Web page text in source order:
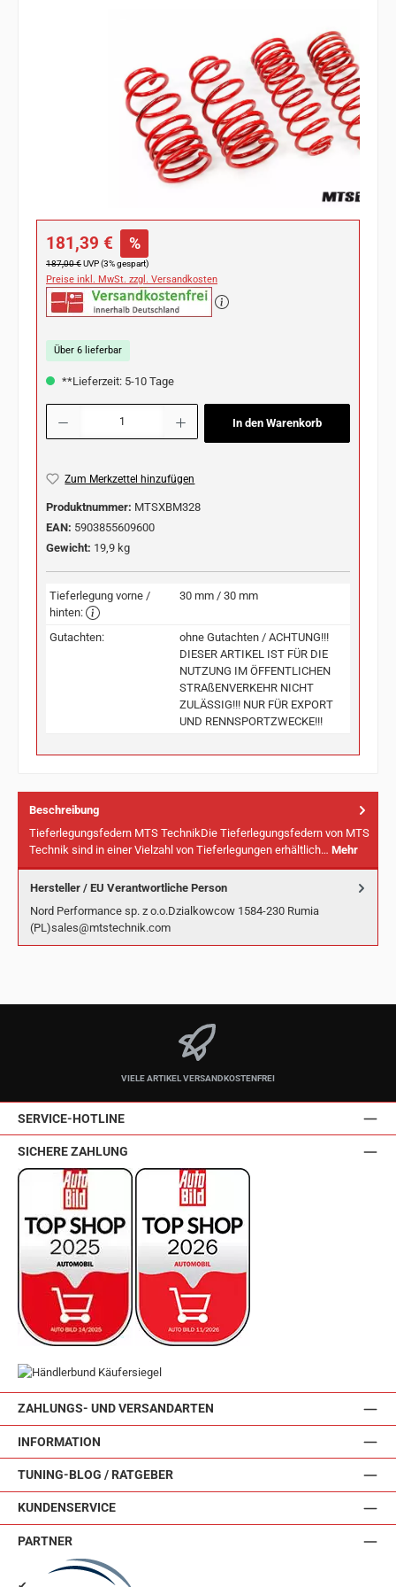
Verkaufspreis:
181,39 € %
Regulärer Preis:
187,00 €UVP (3% gespart)
Preise inkl. MwSt. zzgl. Versandkosten
Über 6 lieferbar
**Lieferzeit: 5-10 Tage
Produkt Anzahl: Gib den gewünschten Wert ein oder benutze die Schaltflächen
In den Warenkorb
Zum Merkzettel hinzufügen
Produktnummer: MTSXBM328
EAN: 5903855609600
Gewicht: 19,9 kg
Tieferlegung vorne /
hinten:
30 mm / 30 mm
Gutachten:
ohne Gutachten / ACHTUNG!!!
DIESER ARTIKEL IST FÜR DIE
NUTZUNG IM ÖFFENTLICHEN
STRAßENVERKEHR NICHT
ZULÄSSIG!!! NUR FÜR EXPORT
UND RENNSPORTZWECKE!!!
Beschreibung
Tieferlegungsfedern MTS TechnikDie Tieferlegungsfedern von MTS
Technik sind in einer Vielzahl von Tieferlegungen erhältlich… Mehr
Hersteller / EU Verantwortliche Person
Nord Performance sp. z o.o.Dzialkowcow 1584-230 Rumia
(PL)sales@mtstechnik.com
VIELE ARTIKEL VERSANDKOSTENFREI
SERVICE-HOTLINE
ZAHLUNGS- UND VERSANDARTEN
INFORMATION
TUNING-BLOG / RATGEBER
KUNDENSERVICE
SICHERE ZAHLUNG
PARTNER